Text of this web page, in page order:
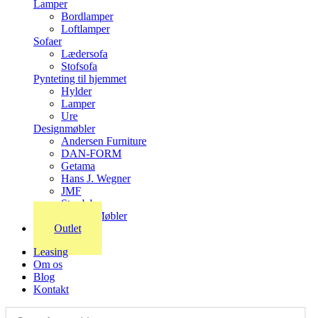
Lamper
Bordlamper
Loftlamper
Sofaer
Lædersofa
Stofsofa
Pynteting til hjemmet
Hylder
Lamper
Ure
Designmøbler
Andersen Furniture
DAN-FORM
Getama
Hans J. Wegner
JMF
Stordal
Stouby Møbler
Outlet
Leasing
Om os
Blog
Kontakt